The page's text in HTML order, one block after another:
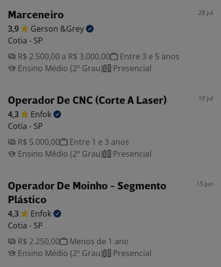
Marceneiro 28 jul
3,9 Gerson &Grey
Cotia - SP
R$ 2.500,00 a R$ 3.000,00
Entre 3 e 5 anos
Ensino Médio (2º Grau)
Presencial
Operador De CNC (Corte A Laser) 10 jul
4,3
Enfok
Cotia - SP
R$ 5.000,00
Entre 1 e 3 anos
Ensino Médio (2º Grau)
Presencial
Operador De Moinho - Segmento
Plástico
15 jun
4,3
Enfok
Cotia - SP
R$ 2.250,00
Menos de 1 ano
Ensino Médio (2º Grau)
Presencial